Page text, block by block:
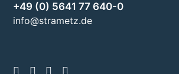
+49 (0) 5641 77 640-0
info@strametz.de